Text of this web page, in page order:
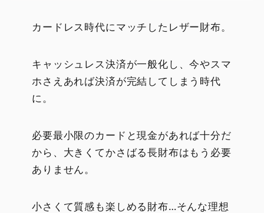
カードレス時代にマッチしたレザー財布。
キャッシュレス決済が一般化し、今やスマ
ホさえあれば決済が完結してしまう時代
に。
必要最小限のカードと現金があれば十分だ
から、大きくてかさばる長財布はもう必要
ありません。
小さくて質感も楽しめる財布…そんな理想